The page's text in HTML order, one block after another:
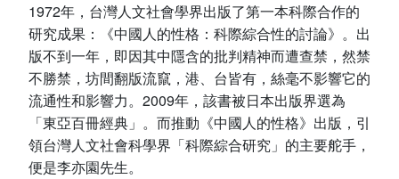
1972年，台灣人文社會學界出版了第一本科際合作的
研究成果：《中國人的性格：科際綜合性的討論》。出
版不到一年，即因其中隱含的批判精神而遭查禁，然禁
不勝禁，坊間翻版流竄，港、台皆有，絲毫不影響它的
流通性和影響力。2009年，該書被日本出版界選為
「東亞百冊經典」。而推動《中國人的性格》出版，引
領台灣人文社會科學界「科際綜合研究」的主要舵手，
便是李亦園先生。